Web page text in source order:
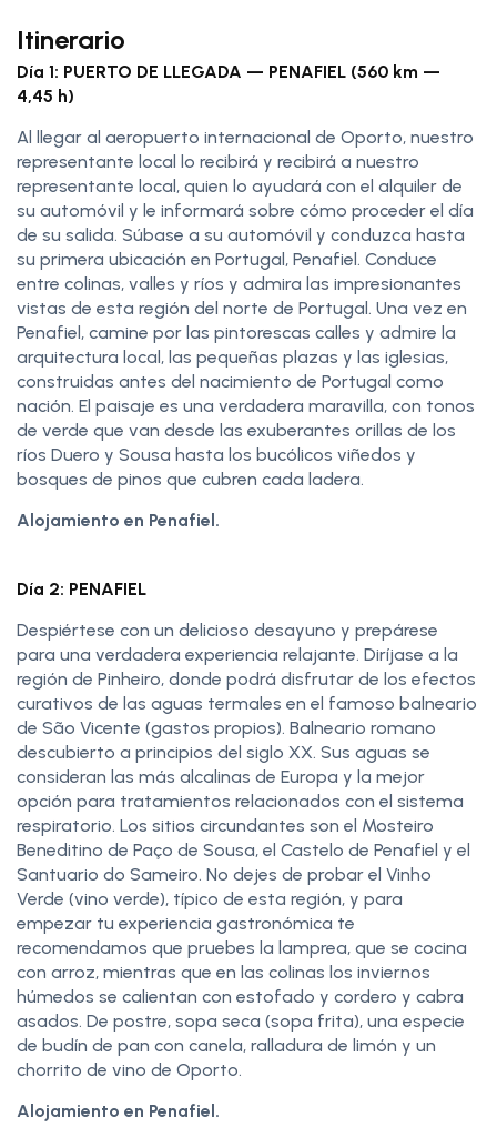
Itinerario
Día 1: PUERTO DE LLEGADA — PENAFIEL (560 km —
4,45 h)
Al llegar al aeropuerto internacional de Oporto, nuestro
representante local lo recibirá y recibirá a nuestro
representante local, quien lo ayudará con el alquiler de
su automóvil y le informará sobre cómo proceder el día
de su salida. Súbase a su automóvil y conduzca hasta
su primera ubicación en Portugal, Penafiel. Conduce
entre colinas, valles y ríos y admira las impresionantes
vistas de esta región del norte de Portugal. Una vez en
Penafiel, camine por las pintorescas calles y admire la
arquitectura local, las pequeñas plazas y las iglesias,
construidas antes del nacimiento de Portugal como
nación. El paisaje es una verdadera maravilla, con tonos
de verde que van desde las exuberantes orillas de los
ríos Duero y Sousa hasta los bucólicos viñedos y
bosques de pinos que cubren cada ladera.
Alojamiento en Penafiel.
Día 2: PENAFIEL
Despiértese con un delicioso desayuno y prepárese
para una verdadera experiencia relajante. Diríjase a la
región de Pinheiro, donde podrá disfrutar de los efectos
curativos de las aguas termales en el famoso balneario
de São Vicente (gastos propios). Balneario romano
descubierto a principios del siglo XX. Sus aguas se
consideran las más alcalinas de Europa y la mejor
opción para tratamientos relacionados con el sistema
respiratorio. Los sitios circundantes son el Mosteiro
Beneditino de Paço de Sousa, el Castelo de Penafiel y el
Santuario do Sameiro. No dejes de probar el Vinho
Verde (vino verde), típico de esta región, y para
empezar tu experiencia gastronómica te
recomendamos que pruebes la lamprea, que se cocina
con arroz, mientras que en las colinas los inviernos
húmedos se calientan con estofado y cordero y cabra
asados. De postre, sopa seca (sopa frita), una especie
de budín de pan con canela, ralladura de limón y un
chorrito de vino de Oporto.
Alojamiento en Penafiel.